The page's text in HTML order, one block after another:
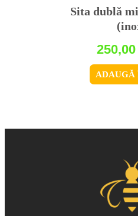
Sita dublă
250,00
ADAUGĂ